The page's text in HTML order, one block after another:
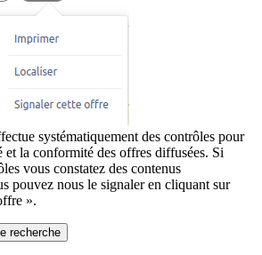
systématiquement des contrôles pour
la conformité des offres diffusées. Si
vous constatez des contenus
pouvez nous le signaler en cliquant sur
».
recherche